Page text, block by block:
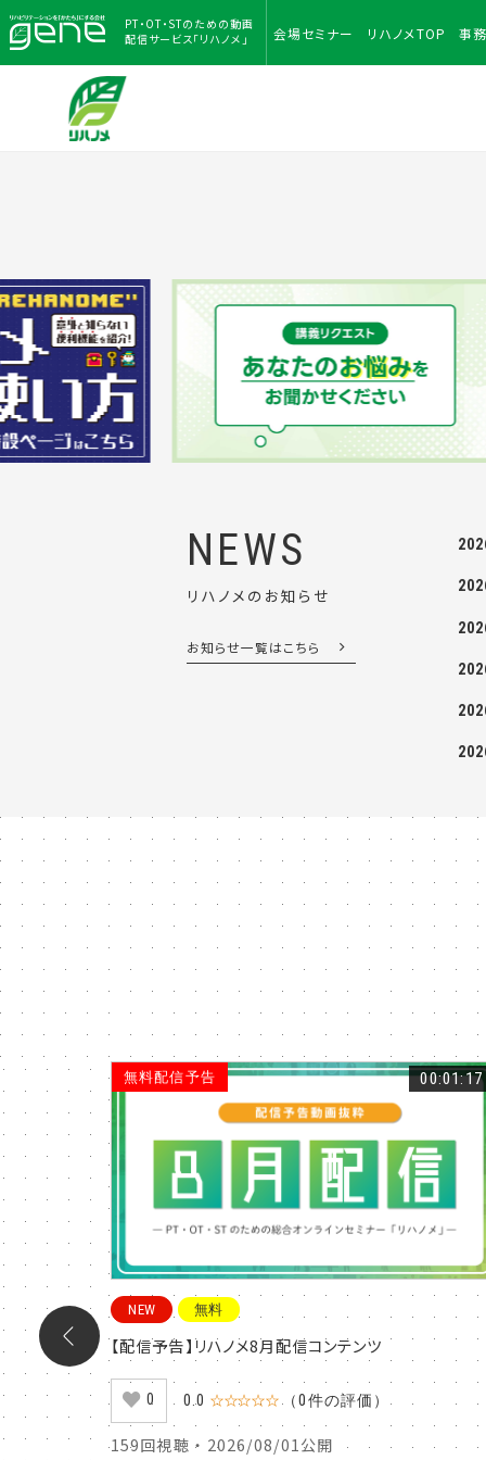
PT・OT・STのための動画
配信サービス「リハノメ」
会場セミナー リハノメTOP 事
NEWS
リハノメのお知らせ
お知らせ一覧はこちら
防の
無料配信予告 00:01:17
NEW 無料
【配信予告】リハノメ8月配信コンテンツ
0 0.0 ☆☆☆☆☆ （0件の評価）
159回視聴 ・ 2026/08/01公開